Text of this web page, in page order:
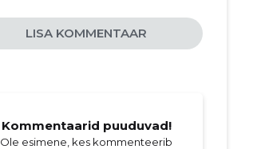
LISA KOMMENTAAR
Kommentaarid puuduvad!
Ole esimene, kes kommenteerib